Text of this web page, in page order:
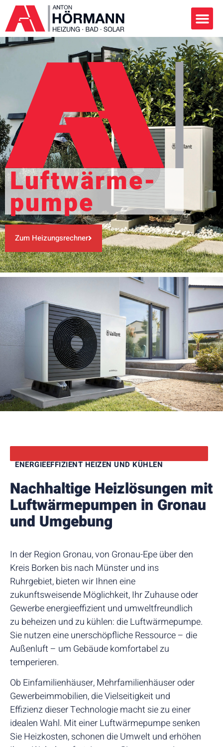
Luftwärme­
Pumpe
Zum Heizungsrechner
ENERGIEEFFIZIENT HEIZEN UND KÜHLEN
Nachhaltige Heizlösungen mit
Luftwärme­pumpen in Gronau
und Umgebung
In der Region Gronau, von Gronau-Epe über den
Kreis Borken bis nach Münster und ins
Ruhrgebiet, bieten wir Ihnen eine
zukunftsweisende Möglichkeit, Ihr Zuhause oder
Gewerbe energieeffizient und umweltfreundlich
zu beheizen und zu kühlen: die Luftwärmepumpe.
Sie nutzen eine unerschöpfliche Ressource – die
Außenluft – um Gebäude komfortabel zu
temperieren.
Ob Einfamilienhäuser, Mehrfamilienhäuser oder
Gewerbeimmobilien, die Vielseitigkeit und
Effizienz dieser Technologie macht sie zu einer
idealen Wahl. Mit einer Luftwärmepumpe senken
Sie Heizkosten, schonen die Umwelt und erhöhen